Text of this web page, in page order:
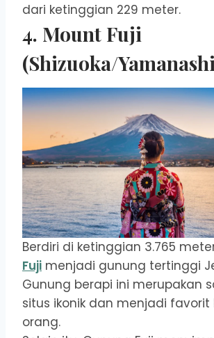
dari ketinggian 229 meter.
4. Mount Fuji
(Shizuoka/
Berdiri di ketinggian 3.765
Fuji menjadi gunung tertinggi
Gunung berapi ini merupakan
situs ikonik dan menjadi favorit
orang.